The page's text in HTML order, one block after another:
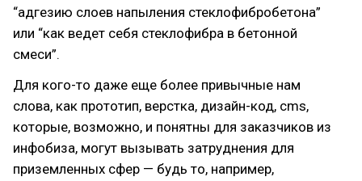
“адгезию слоев напыления стеклофибробетона”
или “как ведет себя стеклофибра в бетонной
смеси”.
Для кого-то даже еще более привычные нам
слова, как прототип, верстка, дизайн-код, cms,
которые, возможно, и понятны для заказчиков из
инфобиза, могут вызывать затруднения для
приземленных сфер — будь то, например,